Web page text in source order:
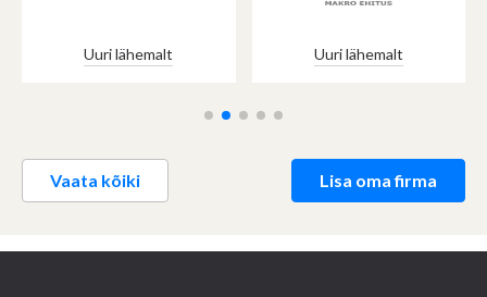
Uuri lähemalt Uuri lähemalt
Vaata kõiki Lisa oma firma